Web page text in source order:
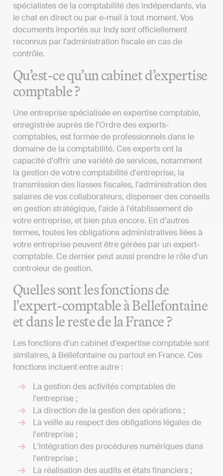
spécialistes de la comptabilité des indépendants, via
le chat en direct ou par e-mail à tout moment. Vos
documents importés sur Indy sont officiellement
reconnus par l'administration fiscale en cas de
contrôle.
Qu’est-ce qu’un cabinet d’expertise
comptable ?
Une entreprise spécialisée en expertise comptable,
enregistrée auprès de l'Ordre des experts-
comptables, est formée de professionnels dans le
domaine de la comptabilité. Ces experts ont la
capacité d'offrir une variété de services, notamment
la gestion de votre comptabilité d'entreprise, la
transmission des liasses fiscales, l'administration des
salaires de vos collaborateurs, dispenser des conseils
en gestion stratégique, l'aide à l'établissement de
votre entreprise, et bien plus encore. En d’autres
termes, toutes les obligations administratives liées à
votre entreprise peuvent être gérées par un expert-
comptable. Ce dernier peut aussi prendre le rôle d'un
controleur de gestion.
Quelles sont les fonctions de
l'expert-comptable à Bellefontaine
et dans le reste de la France ?
Les fonctions d'un cabinet d'expertise comptable sont
similaires, à Bellefontaine ou partout en France. Ces
fonctions incluent entre autre :
La gestion des activités comptables de
l'entreprise ;
La direction de la gestion des opérations ;
La veille au respect des obligations légales de
l'entreprise ;
L'intégration des procédures numériques dans
l'entreprise ;
La réalisation des audits et états financiers ;